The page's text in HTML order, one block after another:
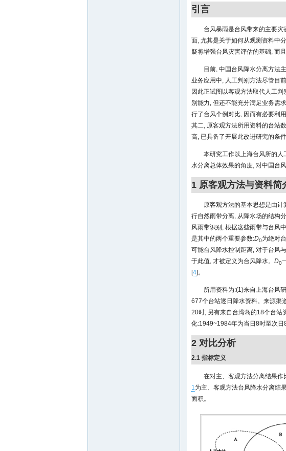
引言
台风暴雨是台风带来的主要灾
面, 尤其是关于如何从观测资料中
疑将增强台风灾害评估的基础, 而
目前, 中国台风降水分离方法
业务应用中, 人工判别方法尽管目
因此正试图以客观方法取代人工判
别能力, 但还不能充分满足业务需
行了台风个例对比, 因而有必要利
其二, 原客观方法所用资料的台站
高, 已具备了开展此改进研究的条件
本研究工作以上海台风所的
水分离总体效果的角度, 对中国台
1 原客观方法与资料简
原客观方法的基本思想是由
行自然雨带分离, 从降水场的结构
风雨带识别, 根据这些雨带与台风
是其中的两个重要参数:D0为绝对
可能台风降水控制距离, 对于台风
于此值, 才被定义为台风降水。 D0
[4]。
所用资料为:(1)来自上海台风
677个台站逐日降水资料。来源渠
20时; 另有来自台湾岛的18个台站
化:1949~1984年为当日8时至次日
2 对比分析
2.1 指标定义
在对主、客观方法分离结果作
1为主、客观方法台风降水分离结
面积。